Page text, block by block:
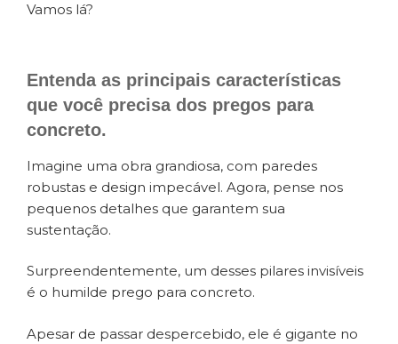
Vamos lá?
Entenda as principais características
que você precisa dos pregos para
concreto.
Imagine uma obra grandiosa, com paredes
robustas e design impecável. Agora, pense nos
pequenos detalhes que garantem sua
sustentação.
Surpreendentemente, um desses pilares invisíveis
é o humilde prego para concreto.
Apesar de passar despercebido, ele é gigante no